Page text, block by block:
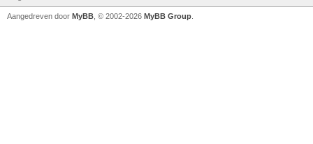
Aangedreven door MyBB , © 2002-2026 MyBB Group